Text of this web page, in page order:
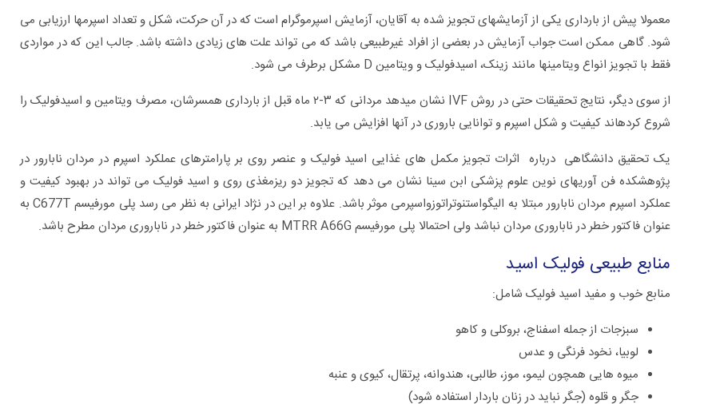
معمولا پیش از بارداری یکی از آزمایش‏های تجویز شده به آقایان، آزمایش اسپرموگرام است که در آن حرکت، شکل و تعداد اسپرم‏ها ارزیابی می
‏شود. گاهی ممکن است جواب آزمایش در بعضی از افراد غیرطبیعی باشد که می‏ تواند علت‏ های زیادی داشته باشد. جالب این که در مواردی
فقط با تجویز انواع ویتامین‏ها مانند زینک، اسیدفولیک و ویتامین D مشکل برطرف می‏ شود.
از سوی دیگر، نتایج تحقیقات حتی در روش‏ IVF نشان می‏دهد مردانی که ۳-۲ ماه قبل از بارداری همسرشان، مصرف ویتامین و اسیدفولیک را
شروع کرده‏اند کیفیت و شکل اسپرم و توانایی باروری در آنها افزایش می‏ یابد.
یک تحقیق دانشگاهی درباره اثرات تجویز مکمل های غذایی اسید فولیک و عنصر روی بر پارامترهای عملکرد اسپرم در مردان نابارور در
پژوهشکده فن آوریهای نوین علوم پزشکی ابن سینا نشان می دهد که تجویز دو ریزمغذی روی و اسید فولیک می تواند در بهبود کیفیت و
عملکرد اسپرم مردان نابارور مبتلا به الیگواستنوتراتوزواسپرمی موثر باشد. علاوه بر این در نژاد ایرانی به نظر می رسد پلی مورفیسم C677T به
عنوان فاکتور خطر در ناباروری مردان نباشد ولی احتمالا پلی مورفیسم MTRR A66G به عنوان فاکتور خطر در ناباروری مردان مطرح باشد.
منابع طبیعی فولیک اسید
منابع خوب و مفید اسید فولیک شامل:
سبزجات از جمله اسفناج، بروکلی و کاهو
لوبیا، نخود فرنگی و عدس
میوه هایی همچون لیمو، موز، طالبی، هندوانه، پرتقال، کیوی و عنبه
جگر و قلوه (جگر نباید در زنان باردار استفاده شود)